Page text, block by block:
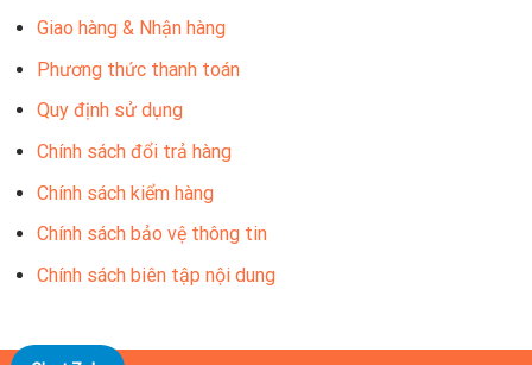
Giao hàng & Nhận hàng
Phương thức thanh toán
Quy định sử dụng
Chính sách đổi trả hàng
Chính sách kiểm hàng
Chính sách bảo vệ thông tin
Chính sách biên tập nội dung